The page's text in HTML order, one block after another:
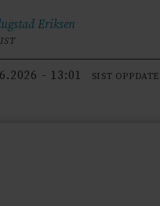
Eriksen
- 13:01 SIST